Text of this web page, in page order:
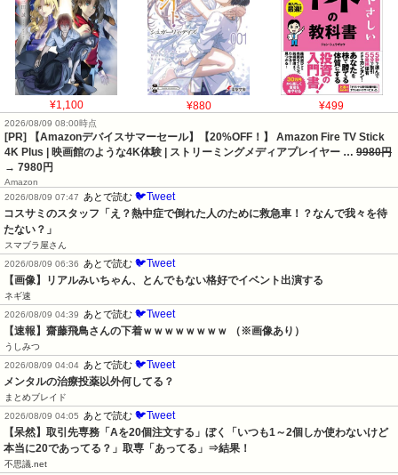
¥1,100 ¥880 ¥499
2026/08/09 08:00時点
[PR] 【Amazonデバイスサマーセール】【20%OFF！】 Amazon Fire TV Stick
4K Plus | 映画館のような4K体験 | ストリーミングメディアプレイヤー … 9980円
→ 7980円
Amazon
2026/08/09 07:47
あとで読む 🐦Tweet
コスサミのスタッフ「え？熱中症で倒れた人のために救急車！？なんで我々を待
たない？」
スマブラ屋さん
2026/08/09 06:36
あとで読む 🐦Tweet
【画像】リアルみいちゃん、とんでもない格好でイベント出演する
ネギ速
2026/08/09 04:39
あとで読む 🐦Tweet
【速報】齋藤飛鳥さんの下着ｗｗｗｗｗｗｗｗ （※画像あり）
うしみつ
2026/08/09 04:04 あとで読む 🐦Tweet
メンタルの治療投薬以外何してる？
まとめブレイド
2026/08/09 04:05
あとで読む 🐦Tweet
【呆然】取引先専務「Aを20個注文する」ぼく「いつも1～2個しか使わないけど
本当に20であってる？」取専「あってる」⇒結果！
不思議.net